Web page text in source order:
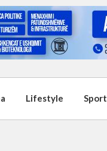
Lifestyle Sport